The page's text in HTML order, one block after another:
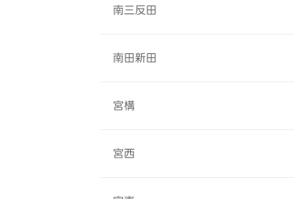
南三反田
南田新田
宮構
宮西